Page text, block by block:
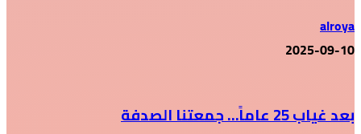
alroya
2025-09-10
بعد غياب 25 عاماً… جمعتنا الصدفة